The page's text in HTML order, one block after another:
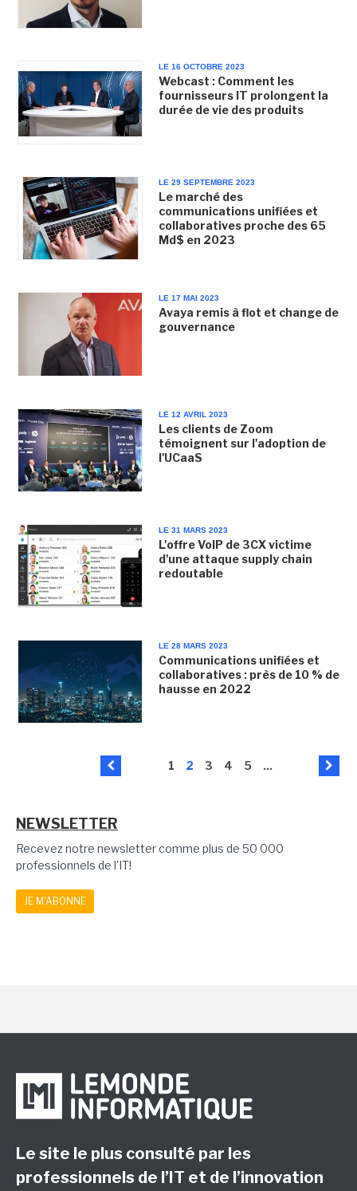
LE 16 OCTOBRE 2023
Webcast : Comment les
fournisseurs IT prolongent la
durée de vie des produits
LE 29 SEPTEMBRE 2023
Le marché des
communications unifiées et
collaboratives proche des 65
Md$ en 2023
LE 17 MAI 2023
Avaya remis à flot et change de
gouvernance
LE 12 AVRIL 2023
Les clients de Zoom
témoignent sur l'adoption de
l'UCaaS
LE 31 MARS 2023
L'offre VoIP de 3CX victime
d'une attaque supply chain
redoutable
LE 28 MARS 2023
Communications unifiées et
collaboratives : près de 10 % de
hausse en 2022
1 2 3 4 5 ...
NEWSLETTER
Recevez notre newsletter comme plus de 50 000
professionnels de l'IT!
JE M'ABONNE
Le site le plus consulté par les
professionnels de l’IT et de l’innovation